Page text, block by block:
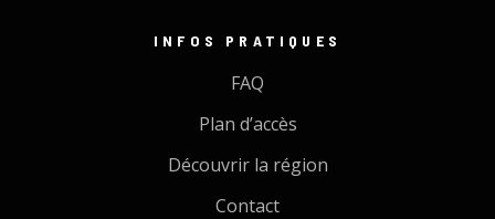
INFOS PRATIQUES
FAQ
Plan d’accès
Découvrir la région
Contact